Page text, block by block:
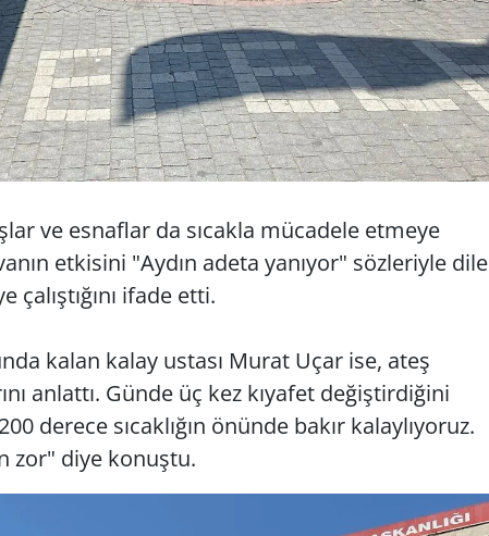
ve esnaflar da sıcakla mücadele etmeye
etkisini "Aydın adeta yanıyor" sözleriyle dile
ifade etti.
kalan kalay ustası Murat Uçar ise, ateş
anlattı. Günde üç kez kıyafet değiştirdiğini
derece sıcaklığın önünde bakır kalaylıyoruz.
zor" diye konuştu.